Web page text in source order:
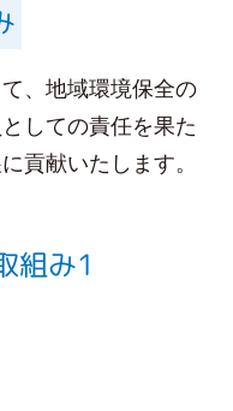
、地域環境保全の
しての責任を果た
貢献いたします。
組み1